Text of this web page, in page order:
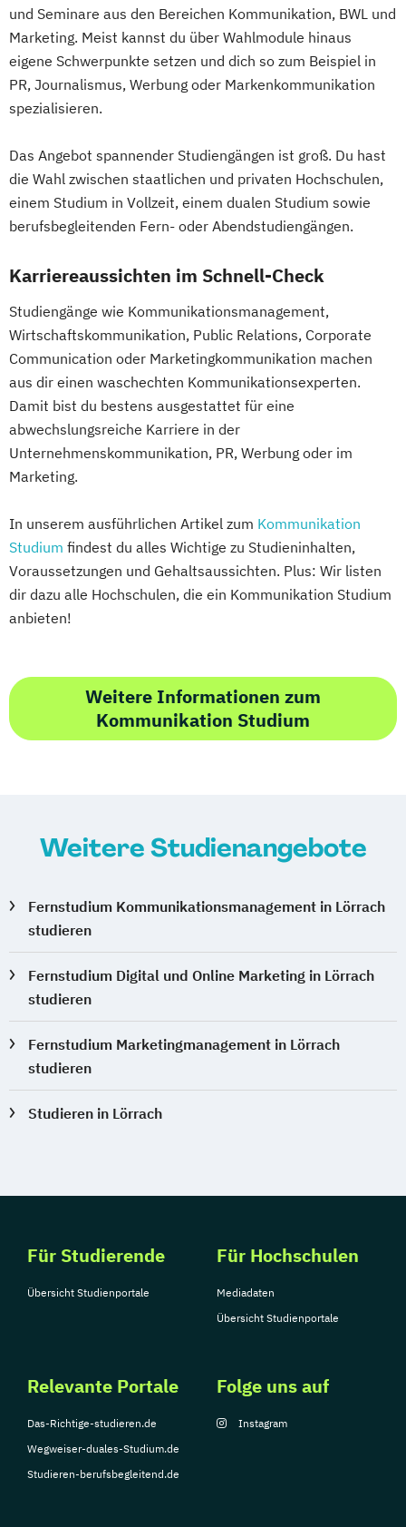
und Seminare aus den Bereichen Kommunikation, BWL und
Marketing. Meist kannst du über Wahlmodule hinaus
eigene Schwerpunkte setzen und dich so zum Beispiel in
PR, Journalismus, Werbung oder Markenkommunikation
spezialisieren.
Das Angebot spannender Studiengängen ist groß. Du hast
die Wahl zwischen staatlichen und privaten Hochschulen,
einem Studium in Vollzeit, einem dualen Studium sowie
berufsbegleitenden Fern- oder Abendstudiengängen.
Karriereaussichten im Schnell-Check
Studiengänge wie Kommunikationsmanagement,
Wirtschaftskommunikation, Public Relations, Corporate
Communication oder Marketingkommunikation machen
aus dir einen waschechten Kommunikationsexperten.
Damit bist du bestens ausgestattet für eine
abwechslungsreiche Karriere in der
Unternehmenskommunikation, PR, Werbung oder im
Marketing.
In unserem ausführlichen Artikel zum Kommunikation
Studium findest du alles Wichtige zu Studieninhalten,
Voraussetzungen und Gehaltsaussichten. Plus: Wir listen
dir dazu alle Hochschulen, die ein Kommunikation Studium
anbieten!
Weitere Informationen zum
Kommunikation Studium
Weitere Studienangebote
Fernstudium Kommunikationsmanagement in Lörrach
studieren
Fernstudium Digital und Online Marketing in Lörrach
studieren
Fernstudium Marketingmanagement in Lörrach
studieren
Studieren in Lörrach
Für Studierende
Übersicht Studienportale
Für Hochschulen
Mediadaten
Übersicht Studienportale
Relevante Portale
Das-Richtige-studieren.de
Wegweiser-duales-Studium.de
Studieren-berufsbegleitend.de
Folge uns auf
Instagram